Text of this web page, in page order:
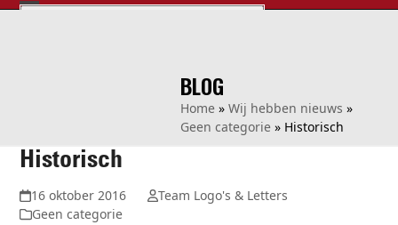
Skip
BLOG
Home» Wij hebben nieuws »
Geen categorie» Historisch
Historisch
16 oktober 2016
Team Logo's & Letters
Geen categorie